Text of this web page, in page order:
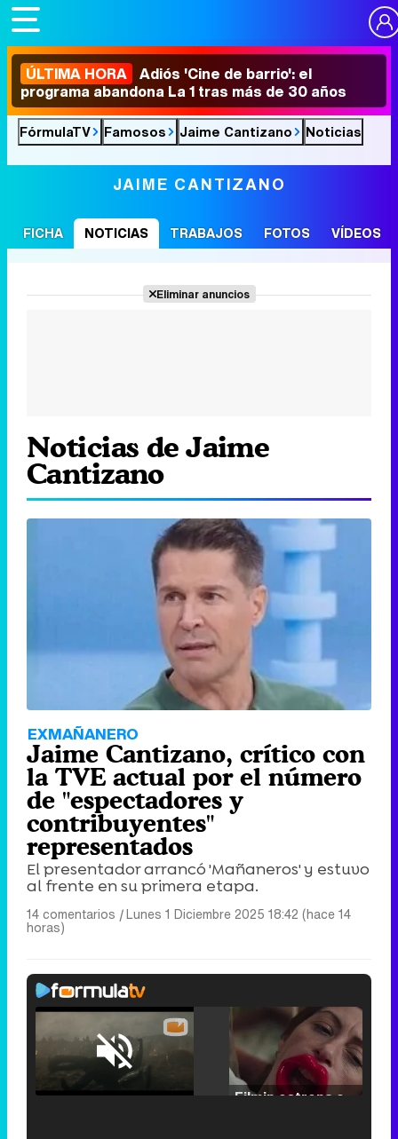
ÚLTIMA HORA Adiós 'Cine de barrio': el
programa abandona La 1 tras más de 30 años
FórmulaTV Famosos Jaime Cantizano Noticias
JAIME CANTIZANO
FICHA NOTICIAS TRABAJOS FOTOS VÍDEOS
Eliminar anuncios
Noticias de Jaime
Cantizano
EXMAÑANERO
Jaime Cantizano, crítico con
la TVE actual por el número
de "espectadores y
contribuyentes"
representados
El presentador arrancó 'Mañaneros' y estuvo
al frente en su primera etapa.
14 comentarios |Lunes 1 Diciembre 2025 18:42 (hace 14
horas)
/
Loaded:
29.30%